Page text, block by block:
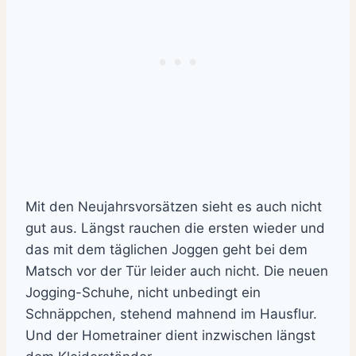
Mit den Neujahrsvorsätzen sieht es auch nicht
gut aus. Längst rauchen die ersten wieder und
das mit dem täglichen Joggen geht bei dem
Matsch vor der Tür leider auch nicht. Die neuen
Jogging-Schuhe, nicht unbedingt ein
Schnäppchen, stehend mahnend im Hausflur.
Und der Hometrainer dient inzwischen längst